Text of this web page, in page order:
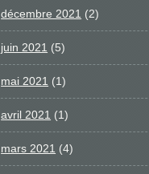
décembre 2021 (2)
juin 2021 (5)
mai 2021 (1)
avril 2021 (1)
mars 2021 (4)